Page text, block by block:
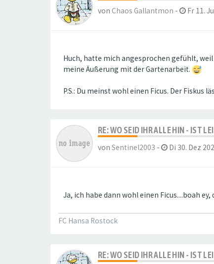
von Chaos Gallantmon - Fr 11.
Huch, hatte mich angesprochen gefühlt,
meine Äußerung mit der Gartenarbeit.
P.S.: Du meinst wohl einen Ficus. Der
RE: WO SEID IHR ALLE HIN - IST
von Sentinel2003 - Di 30. Dez
Ja, ich habe dann wohl einen Ficus....boah
FC Hansa Rostock
RE: WO SEID IHR ALLE HIN - IST